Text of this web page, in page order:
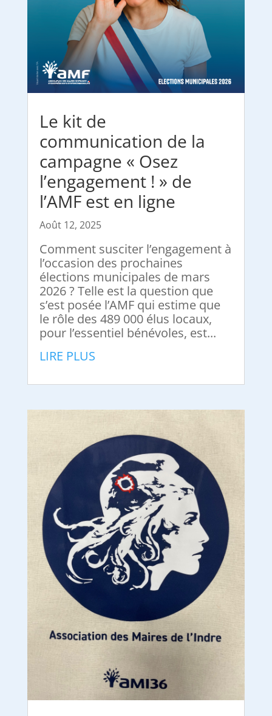
Le kit de
communication de la
campagne « Osez
l’engagement ! » de
l’AMF est en ligne
Août 12, 2025
Comment susciter l’engagement à
l’occasion des prochaines
élections municipales de mars
2026 ? Telle est la question que
s’est posée l’AMF qui estime que
le rôle des 489 000 élus locaux,
pour l’essentiel bénévoles, est...
LIRE PLUS